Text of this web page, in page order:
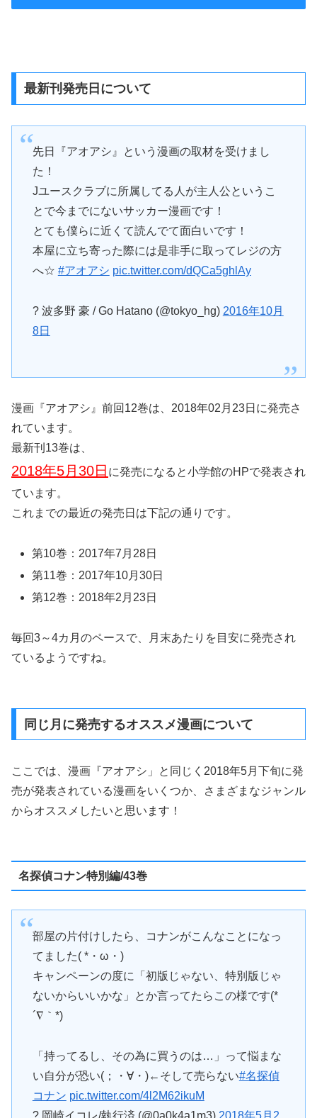
最新刊発売日について
先日『アオアシ』という漫画の取材を受けまし
た！
Jユースクラブに所属してる人が主人公というこ
とで今までにないサッカー漫画です！
とても僕らに近くて読んでて面白いです！
本屋に立ち寄った際には是非手に取ってレジの方
へ☆ #アオアシ pic.twitter.com/dQCa5ghlAy
? 波多野 豪 / Go Hatano (@tokyo_hg) 2016年10月
8日
漫画『アオアシ』前回12巻は、2018年02月23日に発売さ
れています。
最新刊13巻は、
2018年5月30日 に発売になると小学館のHPで発表され
ています。
これまでの最近の発売日は下記の通りです。
第10巻：2017年7月28日
第11巻：2017年10月30日
第12巻：2018年2月23日
毎回3～4カ月のペースで、月末あたりを目安に発売され
ているようですね。
同じ月に発売するオススメ漫画について
ここでは、漫画『アオアシ」と同じく2018年5月下旬に発
売が発表されている漫画をいくつか、さまざまなジャンル
からオススメしたいと思います！
名探偵コナン特別編/43巻
部屋の片付けしたら、コナンがこんなことになっ
てました( *・ω・)
キャンペーンの度に「初版じゃない、特別版じゃ
ないからいいかな」とか言ってたらこの様です(*
´∇｀*)
「持ってるし、その為に買うのは…」って悩まな
い自分が恐い(；・∀・)←そして売らない#名探偵
コナン pic.twitter.com/4l2M62ikuM
? 岡崎イコレ/執行済 (@0a0k4a1m3) 2018年5月2